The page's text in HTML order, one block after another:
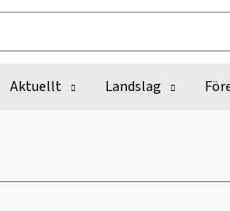
Aktuellt Landslag